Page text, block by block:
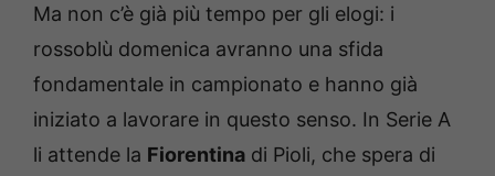
Ma non c’è già più tempo per gli elogi: i
rossoblù domenica avranno una sfida
fondamentale in campionato e hanno già
iniziato a lavorare in questo senso. In Serie A
li attende la Fiorentina di Pioli, che spera di